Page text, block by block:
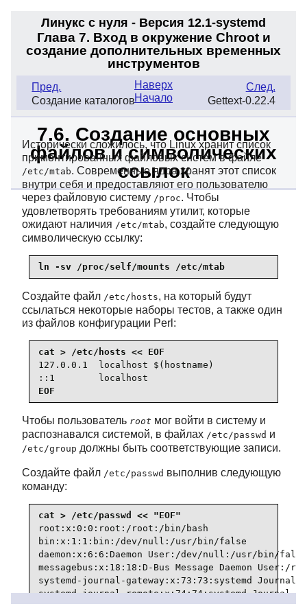
Линукс с нуля - Версия 12.1-systemd
Глава 7. Вход в окружение Chroot и
создание дополнительных временных
инструментов
Пред.
Создание каталогов
След.
Gettext-0.22.4
Наверх
Начало
7.6. Создание основных
файлов и символических
ссылок
Исторически сложилось, что Linux хранит список
примонтированных файловых систем в файле
/etc/mtab. Современные ядра хранят этот список
внутри себя и предоставляют его пользователю
через файловую систему /proc. Чтобы
удовлетворять требованиям утилит, которые
ожидают наличия /etc/mtab, создайте следующую
символическую ссылку:
ln -sv /proc/self/mounts /etc/mtab
Создайте файл /etc/hosts, на который будут
ссылаться некоторые наборы тестов, а также один
из файлов конфигурации Perl:
127.0.0.1  localhost $(hostname)
::1        localhost
EOF
Чтобы пользователь root мог войти в систему и
распознавался системой, в файлах /etc/passwd и
/etc/group должны быть соответствующие записи.
Создайте файл /etc/passwd выполнив следующую
команду:
root:x:0:0:root:/root:/bin/bash
bin:x:1:1:bin:/dev/null:/usr/bin/false
daemon:x:6:6:Daemon User:/dev/null:/usr/bin/false
messagebus:x:18:18:D-Bus Message Daemon
systemd-journal-gateway:x:73:73:systemd
systemd-journal-remote:x:74:74:systemd Journal
systemd-journal-upload:x:75:75:systemd Journal